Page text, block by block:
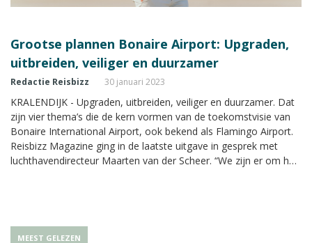
Grootse plannen Bonaire Airport: Upgraden,
uitbreiden, veiliger en duurzamer
Redactie Reisbizz 30 januari 2023
KRALENDIJK - Upgraden, uitbreiden, veiliger en duurzamer. Dat
zijn vier thema’s die de kern vormen van de toekomstvisie van
Bonaire International Airport, ook bekend als Flamingo Airport.
Reisbizz Magazine ging in de laatste uitgave in gesprek met
luchthavendirecteur Maarten van der Scheer. “We zijn er om het
MEEST GELEZEN